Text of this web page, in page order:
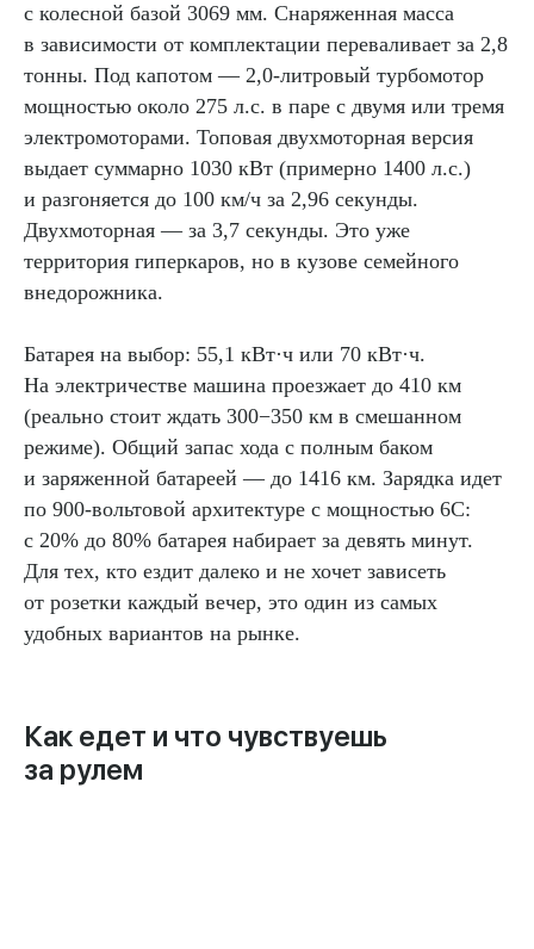
с колесной базой 3069 мм. Снаряженная масса
в зависимости от комплектации переваливает за 2,8
тонны. Под капотом — 2,0-литровый турбомотор
мощностью около 275 л.с. в паре с двумя или тремя
электромоторами. Топовая двухмоторная версия
выдает суммарно 1030 кВт (примерно 1400 л.с.)
и разгоняется до 100 км/ч за 2,96 секунды.
Двухмоторная — за 3,7 секунды. Это уже
территория гиперкаров, но в кузове семейного
внедорожника.
Батарея на выбор: 55,1 кВт·ч или 70 кВт·ч.
На электричестве машина проезжает до 410 км
(реально стоит ждать 300−350 км в смешанном
режиме). Общий запас хода с полным баком
и заряженной батареей — до 1416 км. Зарядка идет
по 900-вольтовой архитектуре с мощностью 6C:
с 20% до 80% батарея набирает за девять минут.
Для тех, кто ездит далеко и не хочет зависеть
от розетки каждый вечер, это один из самых
удобных вариантов на рынке.
Как едет и что чувствуешь
за рулем